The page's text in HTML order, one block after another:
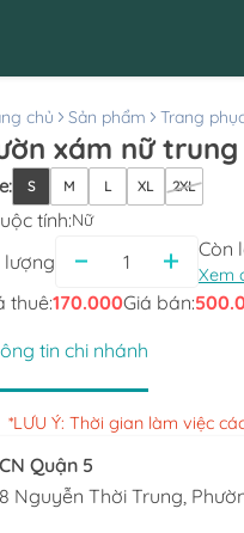
chủ Sản phẩm Trang
: S M L XL 2XL
tính:Nữ
lượng
Còn
Xem
thuê:170.000Giá bán:
tin chi nhánh
*LƯU Ý: Thời gian làm việc
CN Quận 5
8 Nguyễn Thời Trung,